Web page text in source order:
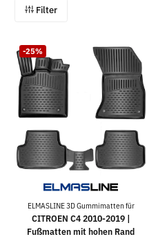
Filter
-25%
ELMASLINE 3D Gummimatten für
CITROEN C4 2010-2019 |
Fußmatten mit hohen Rand